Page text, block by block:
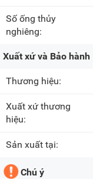
Số ống thủy
nghiêng:
Xuất xứ và Bảo hành
Thương hiệu:
Xuất xứ thương
hiệu:
Sản xuất tại:
Chú ý